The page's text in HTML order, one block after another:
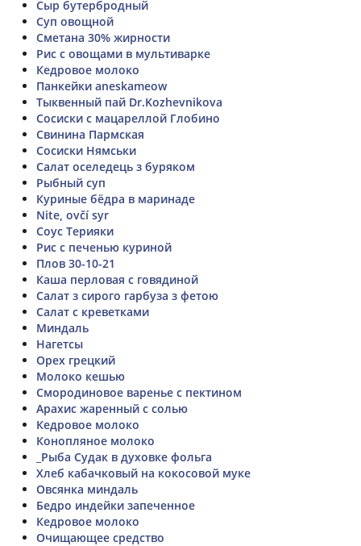
Сыр бутербродный
Суп овощной
Сметана 30% жирности
Рис с овощами в мультиварке
Кедровое молоко
Панкейки aneskameow
Тыквенный пай Dr.Kozhevnikova
Сосиски с мацареллой Глобино
Свинина Пармская
Сосиски Нямськи
Салат оселедець з буряком
Рыбный суп
Куриные бёдра в маринаде
Nite, ovčí syr
Соус Терияки
Рис с печенью куриной
Плов 30-10-21
Каша перловая с говядиной
Салат з сирого гарбуза з фетою
Салат с креветками
Миндаль
Нагетсы
Орех грецкий
Молоко кешью
Смородиновое варенье с пектином
Арахис жаренный с солью
Кедровое молоко
Конопляное молоко
_Рыба Судак в духовке фольга
Хлеб кабачковый на кокосовой муке
Овсянка миндаль
Бедро индейки запеченное
Кедровое молоко
Очищающее средство